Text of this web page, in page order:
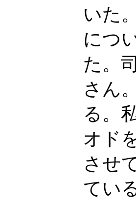
いた
につ
た。
さん
る。
オド
させ
てい